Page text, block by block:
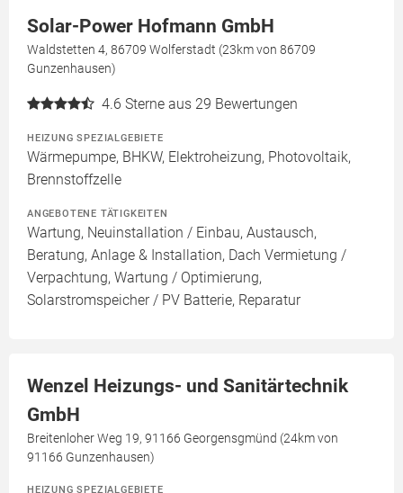
Solar-Power Hofmann GmbH
Waldstetten 4, 86709 Wolferstadt (23km von 86709
Gunzenhausen)
4.6 Sterne aus 29 Bewertungen
HEIZUNG SPEZIALGEBIETE
Wärmepumpe, BHKW, Elektroheizung, Photovoltaik,
Brennstoffzelle
ANGEBOTENE TÄTIGKEITEN
Wartung, Neuinstallation / Einbau, Austausch,
Beratung, Anlage & Installation, Dach Vermietung /
Verpachtung, Wartung / Optimierung,
Solarstromspeicher / PV Batterie, Reparatur
Wenzel Heizungs- und Sanitärtechnik
GmbH
Breitenloher Weg 19, 91166 Georgensgmünd (24km von
91166 Gunzenhausen)
HEIZUNG SPEZIALGEBIETE